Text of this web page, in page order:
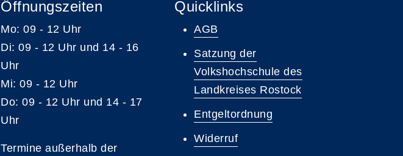
Öffnungszeiten
Mo: 09 - 12 Uhr
Di: 09 - 12 Uhr und 14 - 16
Uhr
Mi: 09 - 12 Uhr
Do: 09 - 12 Uhr und 14 - 17
Uhr
Termine außerhalb der
Quicklinks
AGB
Satzung der
Volkshochschule des
Landkreises Rostock
Entgeltordnung
Widerruf